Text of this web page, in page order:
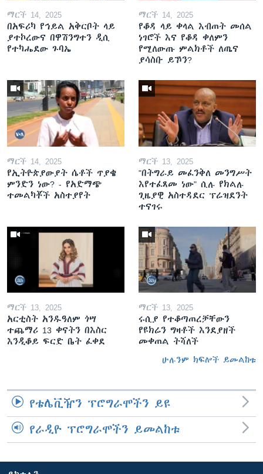
ማርች 14, 2025
በአፍሪካ የኅይል አቅርቦት ላይ
ያተኮረውና በዋሽንግተን ዲሲ
የተካሔደው ጉባኤ
ማርች 14, 2025
የቆዳ ላይ ቀላል እብጠት መሰል
ነገሮች እና የቆዳ ቀለምን
የሚለውጡ ምልክቶች ለጤና
ያሳስቡ ይኾን?
ማርች 14, 2025
የኢትዮጵያውያት ሴቶች ጥያቄ
ምንድን ነው? - የአድማጭ
ተመልካቾች አስተያየት
ማርች 13, 2025
"በትግራይ መፈንቅለ መንግሥት
እየተፈጸመ ነው" ሲሉ የክልሉ
ጊዜያዊ አስተዳደር ፕሬዝደንት
ተናገሩ
ማርች 13, 2025
አርቲስት አንዱዓለም ጎሣ
ተጨማሪ 13 ቀናትን በእስር
እንዲቆይ ፍርድ ቤት ፈቀደ
ማርች 13, 2025
ሩሲያ የተቆጣጠረቻቸውን
የዩክሬን ግዛቶች እንደያዘች
መቀጠል ትሻለች
ሁሉንም ክፍሎች ይመልከቱ
የቴሌቪዥን ፕሮግራሞችን ይዩ
የራዲዮ ፕሮግራሞችን ይመልከቱ